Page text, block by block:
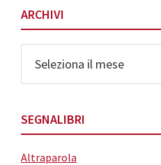
ARCHIVI
SEGNALIBRI
Altraparola